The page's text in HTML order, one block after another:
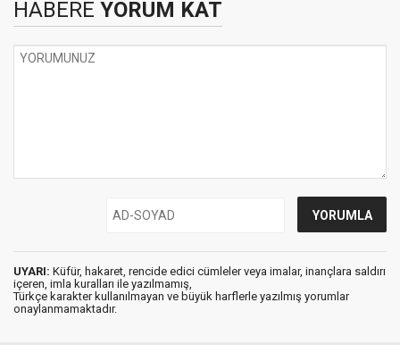
HABERE YORUM KAT
UYARI: Küfür, hakaret, rencide edici cümleler veya imalar, inançlara saldırı
içeren, imla kuralları ile yazılmamış,
Türkçe karakter kullanılmayan ve büyük harflerle yazılmış yorumlar
onaylanmamaktadır.